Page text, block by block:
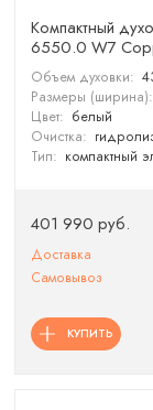
Компактный
6550.0 W7
Объем духовки:
Размеры (ширина):
Цвет: белый
Очистка:
Тип: компактный
401 990 руб.
Доставка
Самовывоз
КУПИТЬ